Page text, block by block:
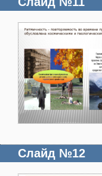
Слайд №12